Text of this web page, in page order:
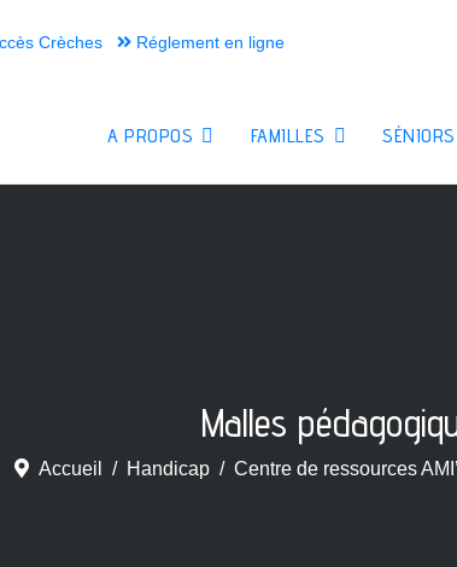
Crèches Réglement en ligne
A PROPOS FAMILLES SÉNIORS
Malles
Accueil Handicap Centre de ressources